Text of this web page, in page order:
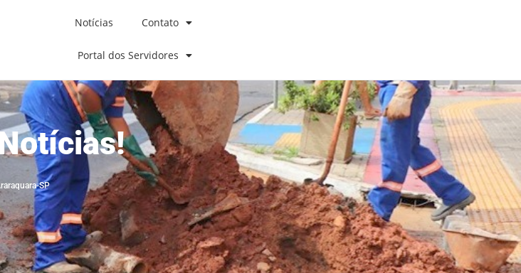
Notícias Contato
Portal dos Servidores
SP